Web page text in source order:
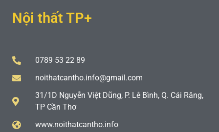
Nội thất TP+
0789 53 22 89
noithatcantho.info@gmail.com
31/1D Nguyễn Việt Dũng, P. Lê Bình, Q. Cái Răng,
TP Cần Thơ
www.noithatcantho.info